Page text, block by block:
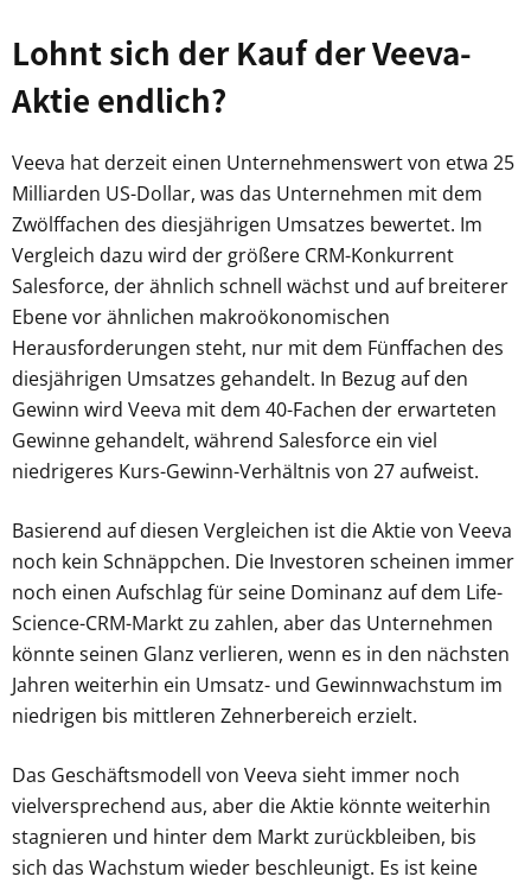
Lohnt sich der Kauf der Veeva-
Aktie endlich?
Veeva hat derzeit einen Unternehmenswert von etwa 25
Milliarden US-Dollar, was das Unternehmen mit dem
Zwölffachen des diesjährigen Umsatzes bewertet. Im
Vergleich dazu wird der größere CRM-Konkurrent
Salesforce, der ähnlich schnell wächst und auf breiterer
Ebene vor ähnlichen makroökonomischen
Herausforderungen steht, nur mit dem Fünffachen des
diesjährigen Umsatzes gehandelt. In Bezug auf den
Gewinn wird Veeva mit dem 40-Fachen der erwarteten
Gewinne gehandelt, während Salesforce ein viel
niedrigeres Kurs-Gewinn-Verhältnis von 27 aufweist.
Basierend auf diesen Vergleichen ist die Aktie von Veeva
noch kein Schnäppchen. Die Investoren scheinen immer
noch einen Aufschlag für seine Dominanz auf dem Life-
Science-CRM-Markt zu zahlen, aber das Unternehmen
könnte seinen Glanz verlieren, wenn es in den nächsten
Jahren weiterhin ein Umsatz- und Gewinnwachstum im
niedrigen bis mittleren Zehnerbereich erzielt.
Das Geschäftsmodell von Veeva sieht immer noch
vielversprechend aus, aber die Aktie könnte weiterhin
stagnieren und hinter dem Markt zurückbleiben, bis
sich das Wachstum wieder beschleunigt. Es ist keine